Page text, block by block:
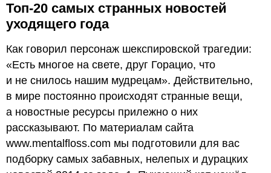
Топ-20 самых странных новостей
уходящего года
Как говорил персонаж шекспировской трагедии:
«Есть многое на свете, друг Горацио, что
и не снилось нашим мудрецам». Действительно,
в мире постоянно происходят странные вещи,
а новостные ресурсы прилежно о них
рассказывают. По материалам сайта
www.mentalfloss.com мы подготовили для вас
подборку самых забавных, нелепых и дурацких